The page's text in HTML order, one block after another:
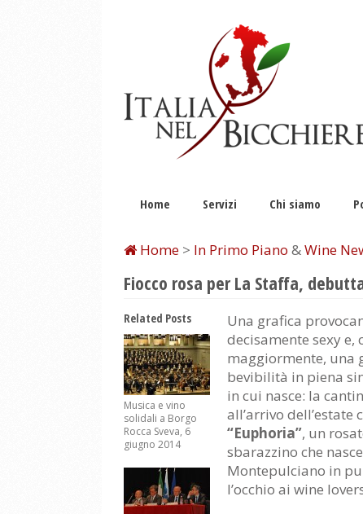
Home Servizi Chi siamo
Home > In Primo Piano &Wine
Fiocco rosa per La Staffa,
Una grafica
decisamente sexy e,
maggiormente, una
bevibilità in piena
in cui nasce: la
all’arrivo dell’estate
“Euphoria”, un
sbarazzino che
Montepulciano in
l’occhio ai wine
Related Posts
Musica e vino
solidali a Borgo
Rocca Sveva, 6
giugno 2014